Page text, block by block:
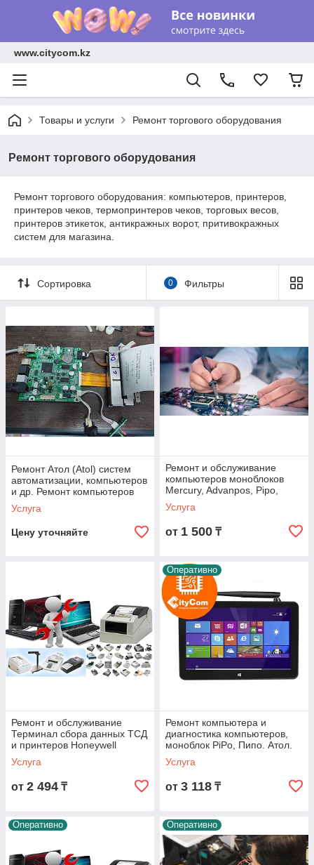
www.citycom.kz
Товары и услуги Ремонт торгового оборудования
Ремонт торгового оборудования
Ремонт торгового оборудования: компьютеров, принтеров,
принтеров чеков, термопринтеров чеков, торговых весов,
принтеров этикеток, антикражных ворот, притивокражных
систем для магазина.
Сортировка 0 Фильтры
Ремонт Атол (Atol) систем
автоматизации, компьютеров
и др. Ремонт компьютеров
Услуга
Цену уточняйте
Ремонт и обслуживание
компьютеров моноблоков
Mercury, Advanpos, Pipo,
АТОЛ, Т630 Umag, Rkeeper,
Paloma, Torgai
Услуга
от 1 500 ₸
Ремонт и обслуживание
Терминал сбора данных ТСД
и принтеров Honeywell
Услуга
от 2 494 ₸
Оперативно
Ремонт компьютера и
диагностика компьютеров,
моноблок PiPo, Пипо. Атол.
Atol. Умаг, Umag Арт.
Услуга
от 3 118 ₸
Оперативно Оперативно